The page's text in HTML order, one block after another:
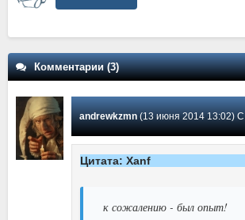
Комментарии (3)
andrewkzmn(13 июня 2014 13:02) Сообщение #3
Цитата: Xanf
к сожалению - был опыт!